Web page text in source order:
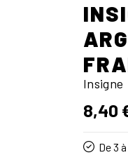
Insigne
8,40
De 3